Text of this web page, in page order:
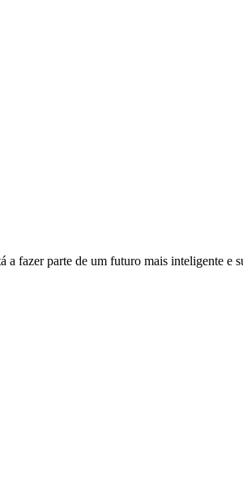
parte de um futuro mais inteligente e